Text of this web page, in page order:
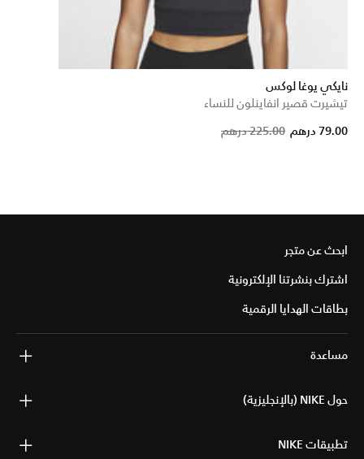
نايكي يوغا لوكس
تيشيرت قصير انفاينلون للنساء
Price
225.00 درهم 79.00 درهم
ابحث عن متجر
اشترك بنشرتنا الإلكترونية
بطاقات الهدايا الرقمية
مساعدة
حول NIKE (بالإنجليزية)
تطبيقات NIKE